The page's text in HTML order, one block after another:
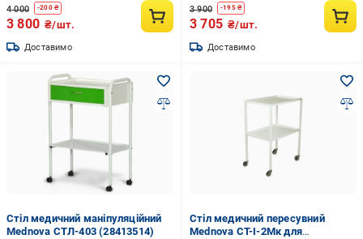
4 000 -200₴
3 800 ₴/шт.
Доставимо
3 900 -195₴
3 705 ₴/шт.
Доставимо
Стіл медичний маніпуляційний
Mednova СТЛ-403 (28413514)
Стіл медичний пересувний
Mednova СТ-І-2Мк для